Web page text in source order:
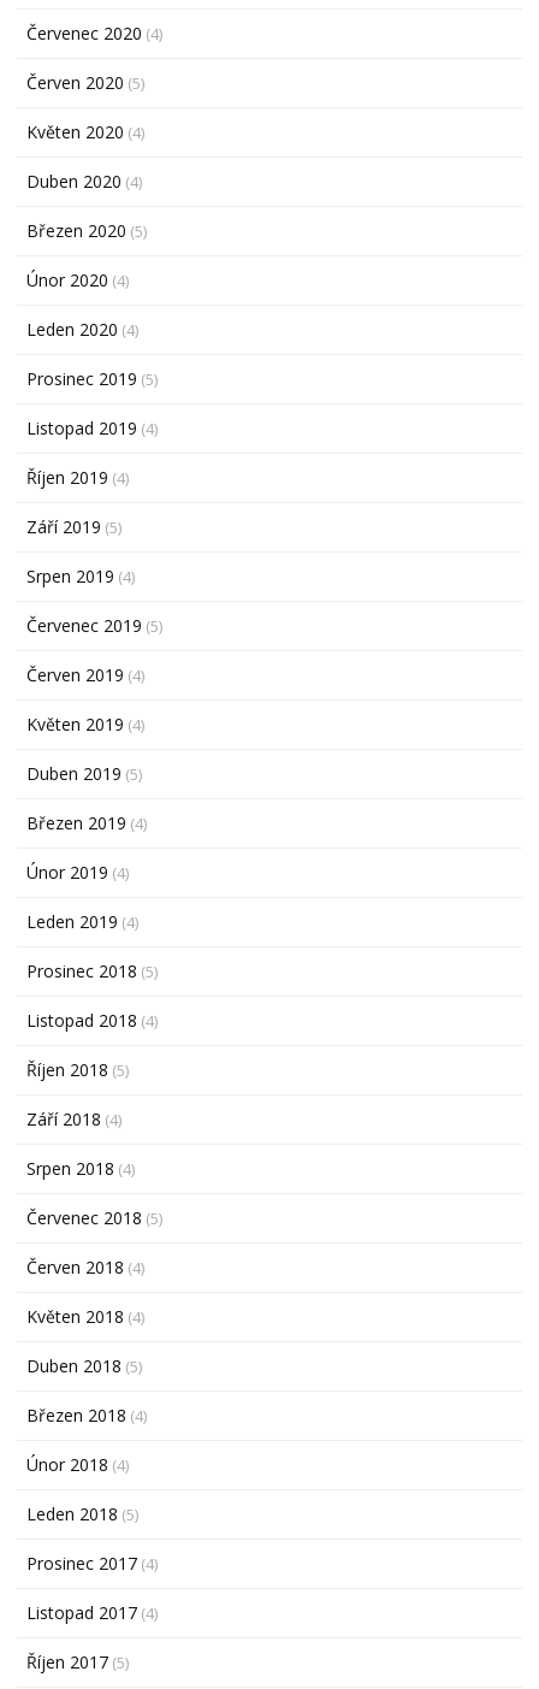
Červenec 2020 (4)
Červen 2020 (5)
Květen 2020 (4)
Duben 2020 (4)
Březen 2020 (5)
Únor 2020 (4)
Leden 2020 (4)
Prosinec 2019 (5)
Listopad 2019 (4)
Říjen 2019 (4)
Září 2019 (5)
Srpen 2019 (4)
Červenec 2019 (5)
Červen 2019 (4)
Květen 2019 (4)
Duben 2019 (5)
Březen 2019 (4)
Únor 2019 (4)
Leden 2019 (4)
Prosinec 2018 (5)
Listopad 2018 (4)
Říjen 2018 (5)
Září 2018 (4)
Srpen 2018 (4)
Červenec 2018 (5)
Červen 2018 (4)
Květen 2018 (4)
Duben 2018 (5)
Březen 2018 (4)
Únor 2018 (4)
Leden 2018 (5)
Prosinec 2017 (4)
Listopad 2017 (4)
Říjen 2017 (5)